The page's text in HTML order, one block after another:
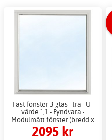
Fast fönster 3-glas - trä - U-
värde 1,1 - Fyndvara -
Modulmått fönster (bredd x
höjd i dm): 12x13
2095 kr